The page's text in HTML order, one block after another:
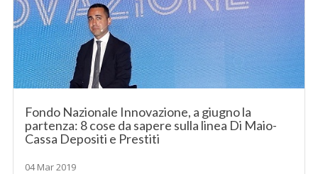
Fondo Nazionale Innovazione, a giugno la
partenza: 8 cose da sapere sulla linea Di Maio-
Cassa Depositi e Prestiti
04 Mar 2019